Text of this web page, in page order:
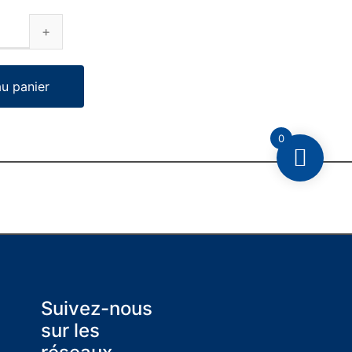
panier
Suivez-nous
sur les
0